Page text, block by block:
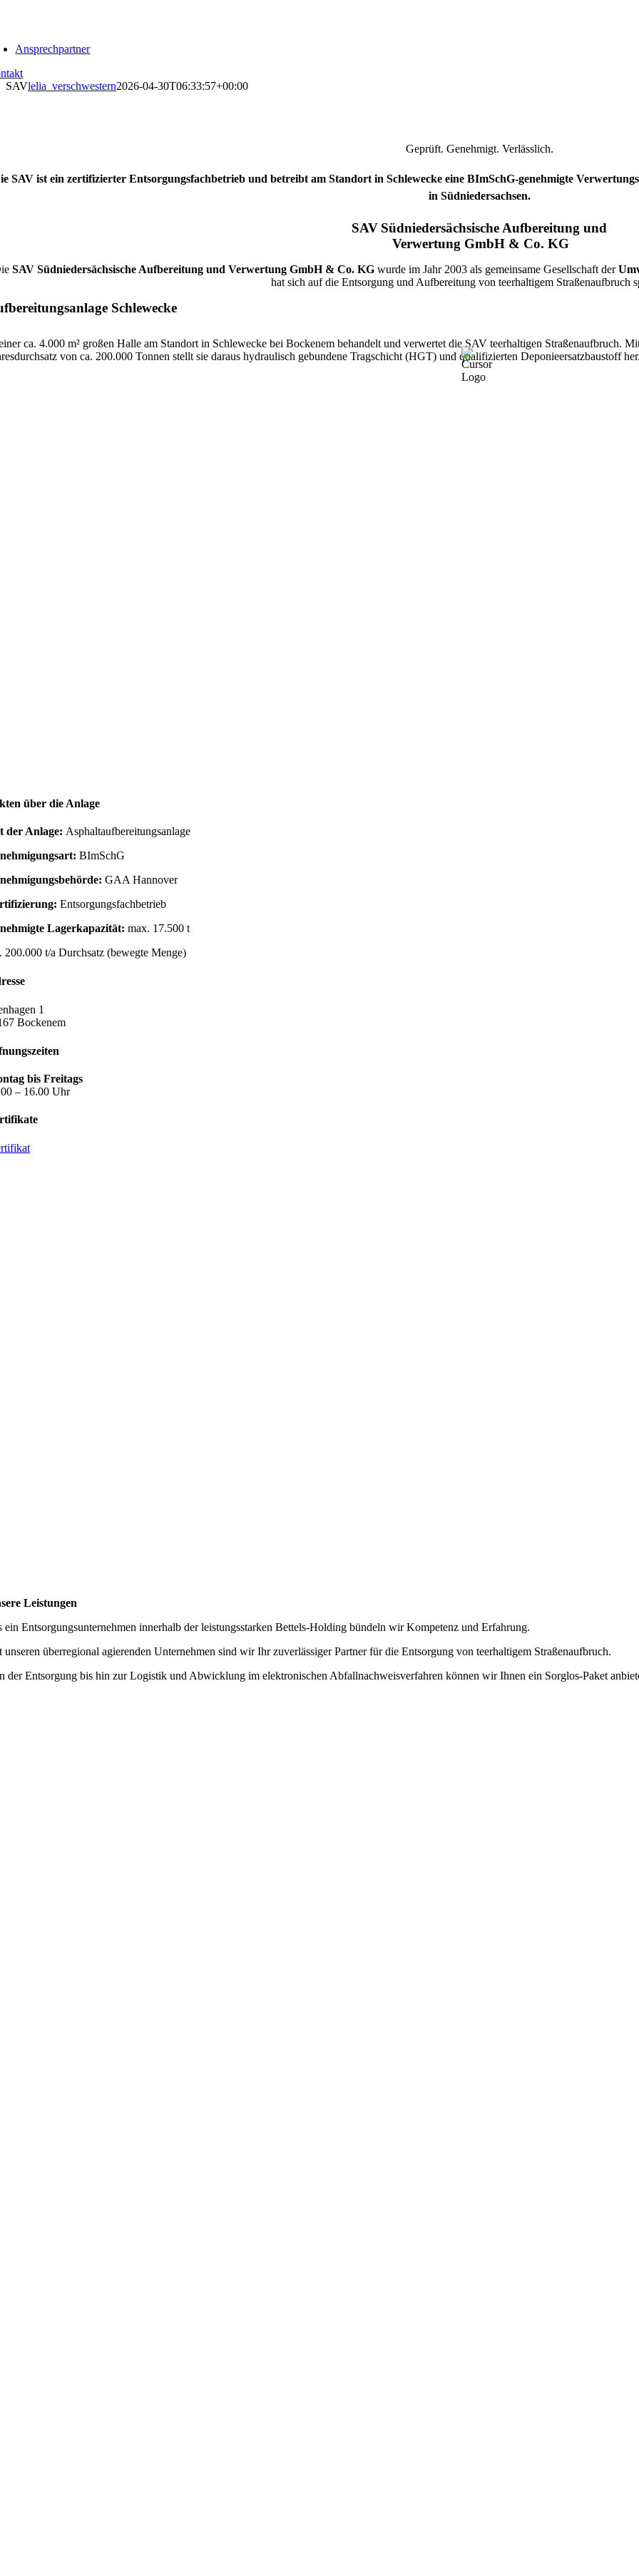
Ansprechpartner
SAVlelia_verschwestern2026-04-30T06:33:57+00:00
Geprüft. Genehmigt. Verlässlich.
SAV ist ein zertifizierter Entsorgungsfachbetrieb und betreibt am Standort in Schlewecke eine BImSchG-genehmigte
in Südniedersachsen.
SAV Südniedersächsische Aufbereitung und
Verwertung GmbH & Co. KG
SAV Südniedersächsische Aufbereitung und Verwertung GmbH & Co. KGwurde im Jahr 2003 als gemeinsame Gesellschaft der
hat sich auf die Entsorgung und Aufbereitung von teerhaltigem Straßenaufbruch
Schlewecke
ca. 4.000 m² großen Halle am Standort in Schlewecke bei Bockenem behandelt und verwertet die SAV teerhaltigen Straßenaufbruch.
von ca. 200.000 Tonnen stellt sie daraus hydraulisch gebundene Tragschicht (HGT) und qualifizierten Deponieersatzbaustoff
über die Anlage
der Anlage: Asphaltaufbereitungsanlage
BImSchG
GAA Hannover
Entsorgungsfachbetrieb
Lagerkapazität: max. 17.500 t
200.000 t/a Durchsatz (bewegte Menge)
1
Bockenem
bis Freitags
– 16.00 Uhr
Leistungen
ein Entsorgungsunternehmen innerhalb der leistungsstarken Bettels-Holding bündeln wir Kompetenz und Erfahrung.
unseren überregional agierenden Unternehmen sind wir Ihr zuverlässiger Partner für die Entsorgung von teerhaltigem Straßenaufbruch.
der Entsorgung bis hin zur Logistik und Abwicklung im elektronischen Abfallnachweisverfahren können wir Ihnen ein Sorglos-Paket